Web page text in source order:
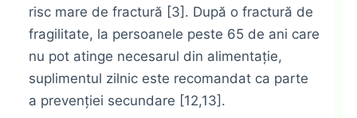
risc mare de fractură [3]. După o fractură de
fragilitate, la persoanele peste 65 de ani care
nu pot atinge necesarul din alimentație,
suplimentul zilnic este recomandat ca parte
a prevenției secundare [12,13].